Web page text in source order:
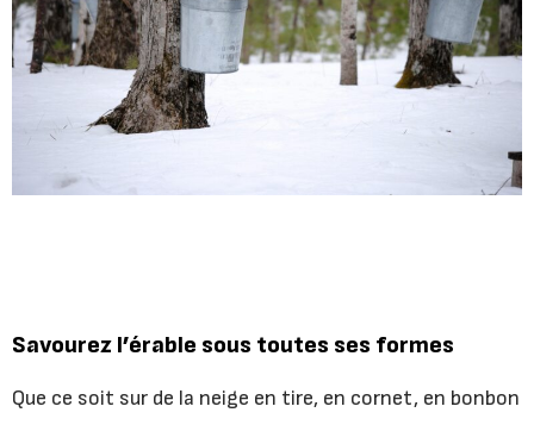
Savourez l’érable sous toutes ses formes
Que ce soit sur de la neige en tire, en cornet, en bonbon